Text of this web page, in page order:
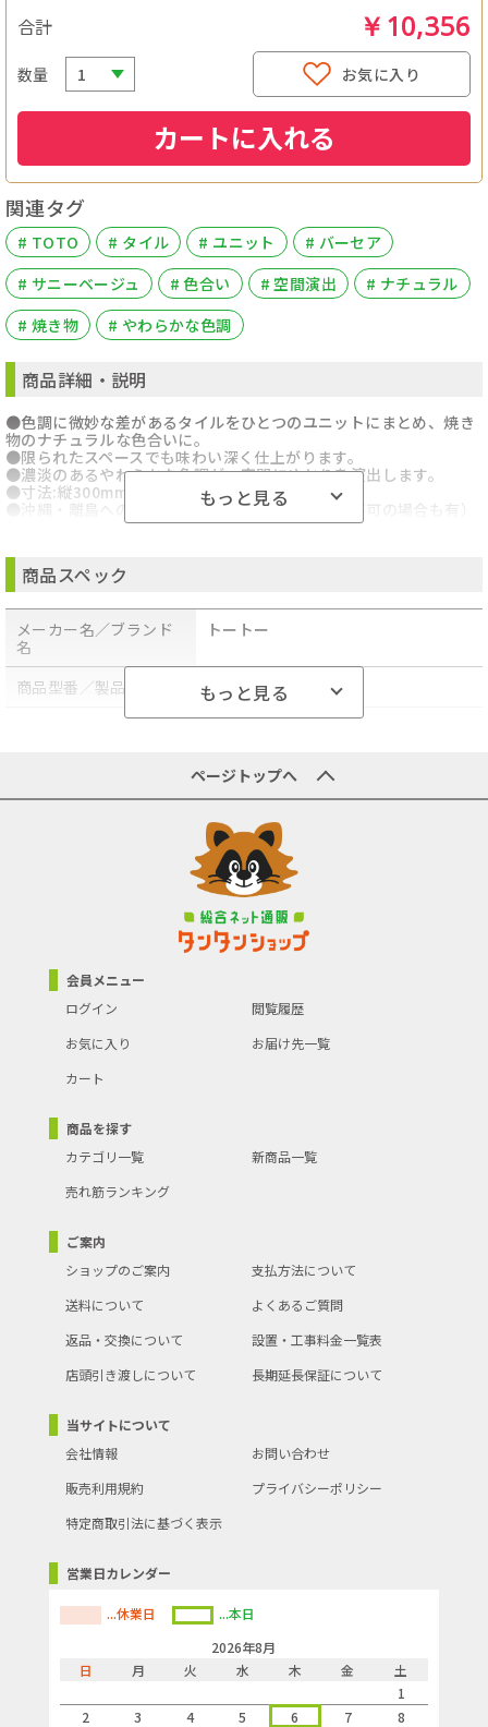
合計 ￥10,356
数量 お気に入り
カートに入れる
関連タグ
# TOTO # タイル # ユニット
# バーセア
# サニーベージュ
# 色合い # 空間演出
# ナチュラル
# 焼き物
# やわらかな色調
商品詳細・説明
●色調に微妙な差があるタイルをひとつのユニットにまとめ、焼き
物のナチュラルな色合いに。
●限られたスペースでも味わい深く仕上がります。
●濃淡のあるやわらかな色調が、空間にゆとりを演出します。
●寸法:縦300mm×横300mm×厚さ28mm
●沖縄・離島への配送料金は別途見積もり（配送不可の場合も有）
となりますのでご了承ください。
もっと見る
商品スペック
メーカー名／ブランド
名
トートー
商品型番／製品番号
AP10MG01UFRJ
もっと見る
ページトップへ
会員メニュー
ログイン
閲覧履歴
お気に入り
お届け先一覧
カート
商品を探す
カテゴリ一覧
新商品一覧
売れ筋ランキング
ご案内
ショップのご案内
支払方法について
送料について
よくあるご質問
返品・交換について
設置・工事料金一覧表
店頭引き渡しについて
長期延長保証について
当サイトについて
会社情報
お問い合わせ
販売利用規約
プライバシーポリシー
特定商取引法に基づく表示
営業日カレンダー
...休業日
...本日
2026年8月
日
月 火 水 木 金
土
1
2
3 4 5 6 7 8